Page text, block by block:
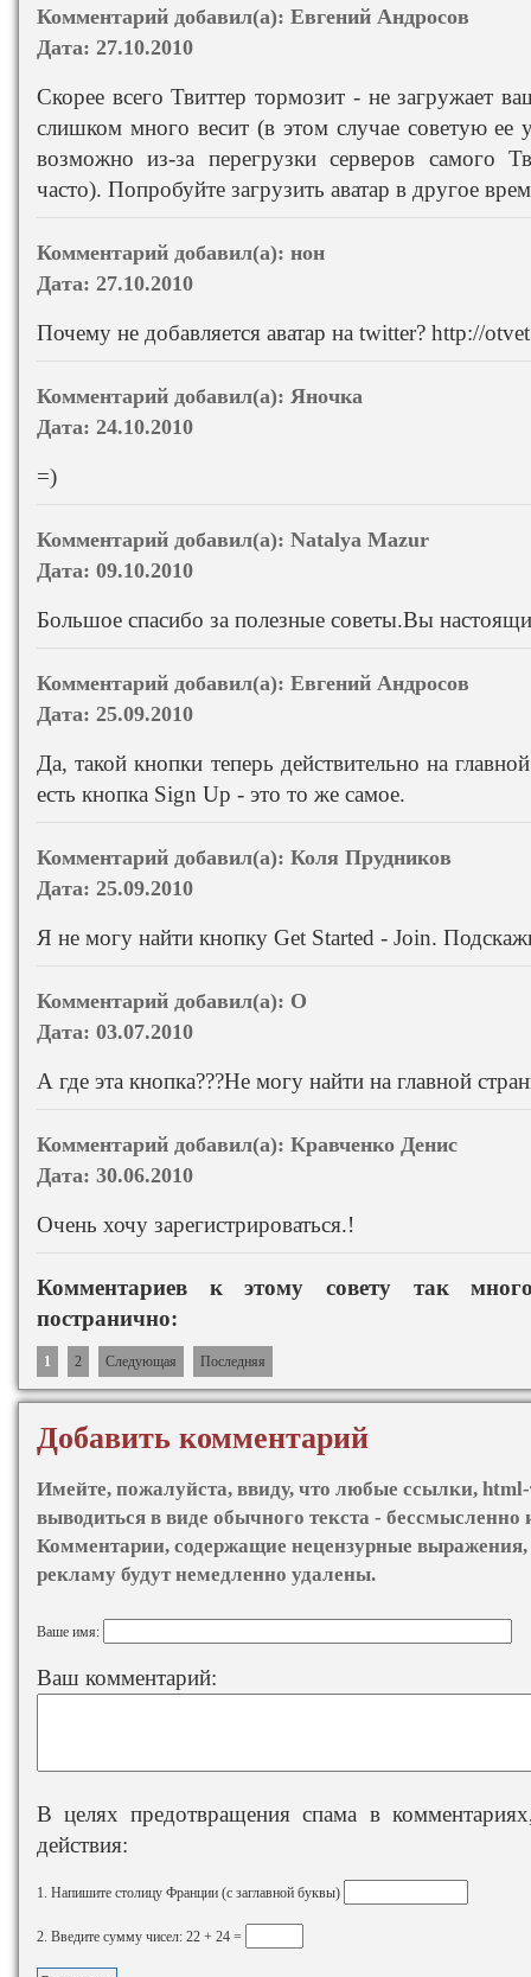
Комментарий добавил(а): Евгений Андросов
Дата: 27.10.2010
Скорее всего Твиттер тормозит - не загружает
слишком много весит (в этом случае советую
возможно из-за перегрузки серверов самого
часто). Попробуйте загрузить аватар в другое
Комментарий добавил(а): нон
Дата: 27.10.2010
Почему не добавляется аватар на twitter? http://
Комментарий добавил(а): Яночка
Дата: 24.10.2010
=)
Комментарий добавил(а): Natalya Mazur
Дата: 09.10.2010
Большое спасибо за полезные советы.Вы
Комментарий добавил(а): Евгений Андросов
Дата: 25.09.2010
Да, такой кнопки теперь действительно на
есть кнопка Sign Up - это то же самое.
Комментарий добавил(а): Коля Прудников
Дата: 25.09.2010
Я не могу найти кнопку Get Started - Join.
Комментарий добавил(а): O
Дата: 03.07.2010
А где эта кнопка???Не могу найти на главной
Комментарий добавил(а): Кравченко Денис
Дата: 30.06.2010
Очень хочу зарегистрироваться.!
Комментариев к этому совету так
постранично:
1 2 Следующая Последняя
Добавить комментарий
Имейте, пожалуйста, ввиду, что любые ссылки,
выводиться в виде обычного текста - бессмысленно
Комментарии, содержащие нецензурные
рекламу будут немедленно удалены.
Ваше имя:
Ваш комментарий:
В целях предотвращения спама в
действия:
1. Напишите столицу Франции (с заглавной буквы)
2. Введите сумму чисел: 22 + 24 =